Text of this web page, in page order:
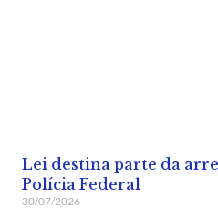
Lei destina parte da
Polícia Federal
30/07/2026